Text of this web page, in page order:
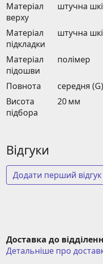
Матеріал
верху
штучна
Матеріал
підкладки
штучна
Матеріал
підошви
полімер
Повнота
середня (G)
Висота
підбора
20 мм
Відгуки
Додати перший відгук
Доставка до
Детальніше про